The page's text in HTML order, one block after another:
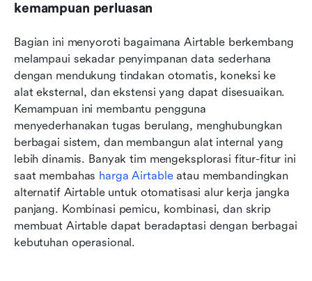
kemampuan perluasan
Bagian ini menyoroti bagaimana Airtable berkembang
melampaui sekadar penyimpanan data sederhana
dengan mendukung tindakan otomatis, koneksi ke
alat eksternal, dan ekstensi yang dapat disesuaikan.
Kemampuan ini membantu pengguna
menyederhanakan tugas berulang, menghubungkan
berbagai sistem, dan membangun alat internal yang
lebih dinamis. Banyak tim mengeksplorasi fitur-fitur ini
saat membahas harga Airtable atau membandingkan
alternatif Airtable untuk otomatisasi alur kerja jangka
panjang. Kombinasi pemicu, kombinasi, dan skrip
membuat Airtable dapat beradaptasi dengan berbagai
kebutuhan operasional.